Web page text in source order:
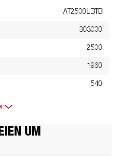
AT2500LBTB
303000
2500
1960
540
UM